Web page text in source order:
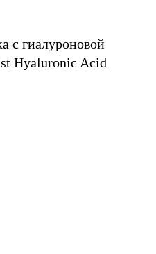
с гиалуроновой
Hyaluronic Acid